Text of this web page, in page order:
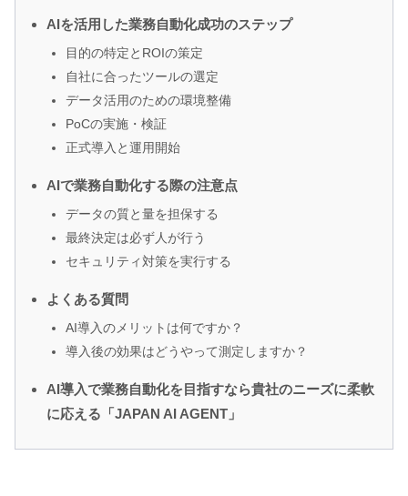
AIを活用した業務自動化成功のステップ
目的の特定とROIの策定
自社に合ったツールの選定
データ活用のための環境整備
PoCの実施・検証
正式導入と運用開始
AIで業務自動化する際の注意点
データの質と量を担保する
最終決定は必ず人が行う
セキュリティ対策を実行する
よくある質問
AI導入のメリットは何ですか？
導入後の効果はどうやって測定しますか？
AI導入で業務自動化を目指すなら貴社のニーズに柔軟
に応える「JAPAN AI AGENT」